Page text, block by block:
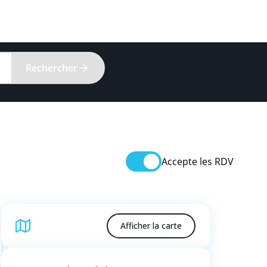
Rechercher
Accepte les RDV
Afficher la carte